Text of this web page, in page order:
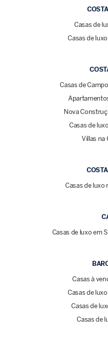
Casas de
Casas de
Casas de
Nova
Casas de
Villas na
Casas de luxo
Casas de luxo em
Casas à
Casas de
Casas de
Casas de